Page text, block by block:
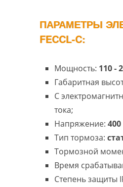
ПАРАМЕТРЫ
FECCL-C:
Мощность: 110 -
Габаритная
С
тока;
Напряжение:
Тип тормоза:
Тормозной
Время
Степень защиты